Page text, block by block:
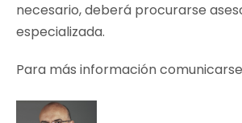
necesario, deberá procurarse
especializada.
Para más información